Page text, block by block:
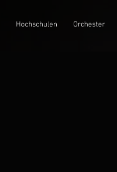
Hochschulen Orchester